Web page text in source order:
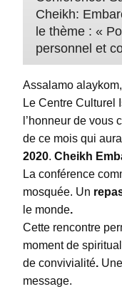
Cheikh:
le thème : «
personnel et
Assalamo alaykom,
Le Centre Culturel
l’honneur de vous
de ce mois qui
2020. Cheikh
La conférence
mosquée. Un
le monde.
Cette rencontre
moment de
de convivialité.
message.